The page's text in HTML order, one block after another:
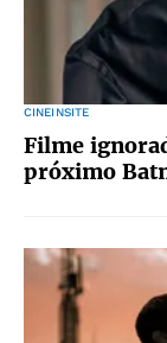
CINEINSITE
Filme
próximo